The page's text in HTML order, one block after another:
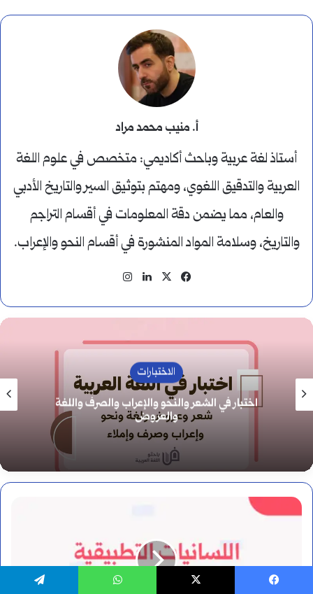
أ. منيب محمد مراد
أستاذ لغة عربية وباحث أكاديمي: متخصص في علوم اللغة
العربية والتدقيق اللغوي، ومهتم بتوثيق السير والتاريخ الأدبي
والعام، مما يضمن دقة المعلومات في أقسام التراجم
والتاريخ، وسلامة المواد المنشورة في أقسام النحو والإعراب.
فيسبوك
‫X لينكدإن
الإعراب
ما إعراب لبيك، ولم جاءت بصيغة المثنى؟
ما
اللسانيات